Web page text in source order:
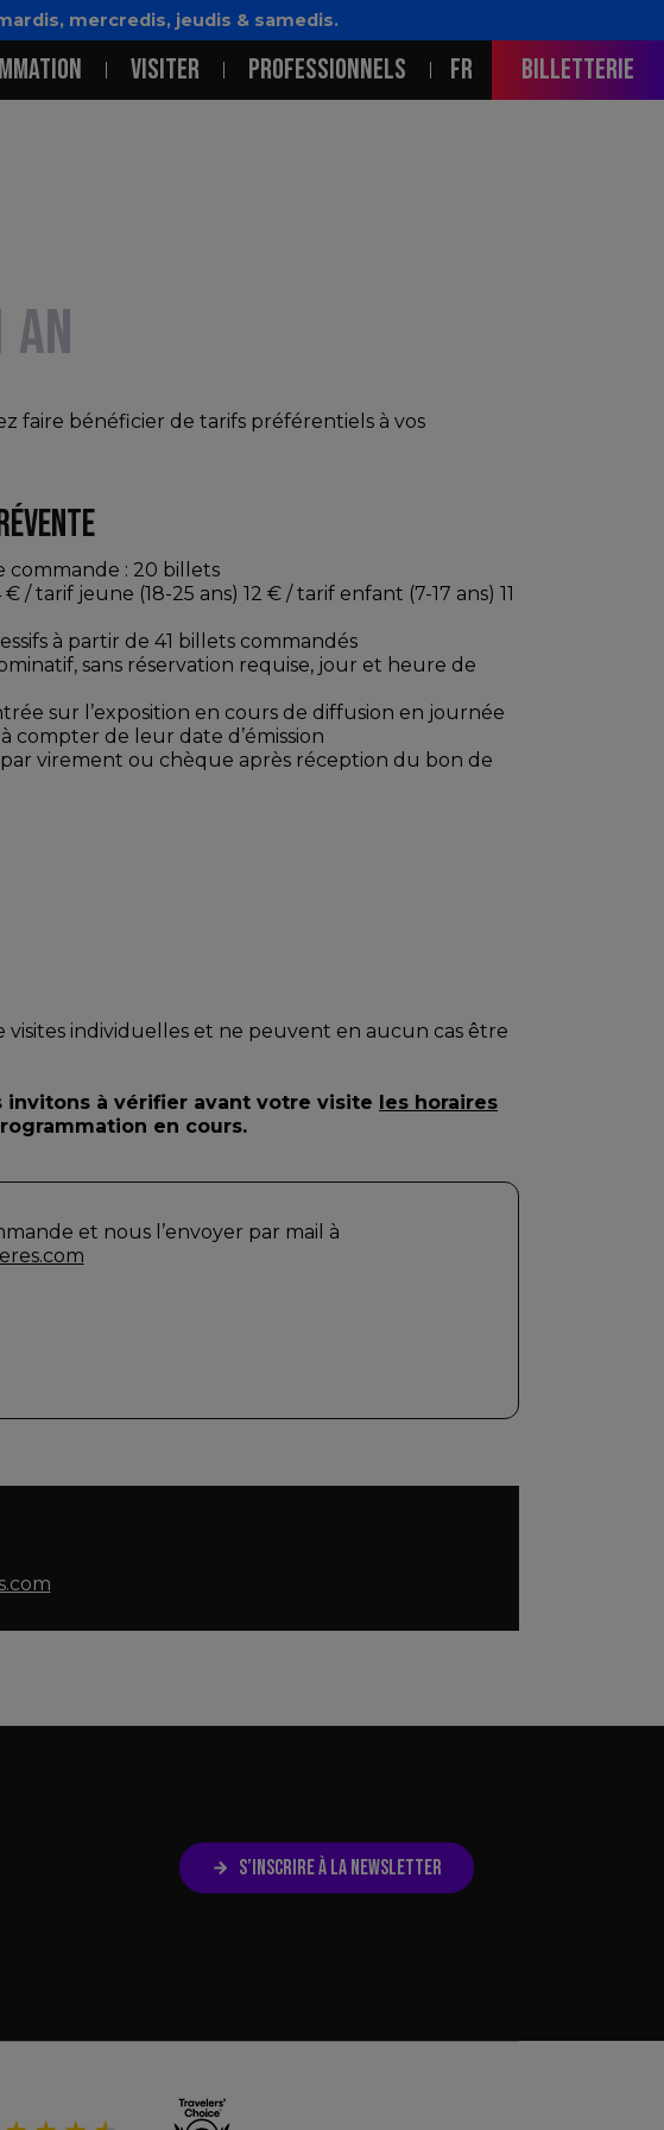
mercredis, jeudis & samedis.
VISITER PROFESSIONNELS FR Billetterie
AN
faire bénéficier de tarifs préférentiels à vos
commande : 20 billets
/ tarif jeune (18-25 ans) 12 € / tarif enfant (7-17 ans) 11
à partir de 41 billets commandés
sans réservation requise, jour et heure de
sur l’exposition en cours de diffusion en journée
compter de leur date d’émission
virement ou chèque après réception du bon de
individuelles et ne peuvent en aucun cas être
à vérifier avant votre visite les horaires
en cours.
et nous l’envoyer par mail à
S’INSCRIRE À LA NEWSLETTER